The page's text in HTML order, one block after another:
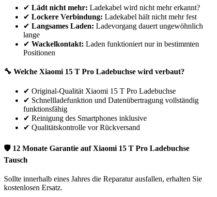
✔ Lädt nicht mehr: Ladekabel wird nicht mehr erkannt?
✔ Lockere Verbindung: Ladekabel hält nicht mehr fest
✔ Langsames Laden: Ladevorgang dauert ungewöhnlich
lange
✔ Wackelkontakt: Laden funktioniert nur in bestimmten
Positionen
🔧 Welche Xiaomi 15 T Pro Ladebuchse wird verbaut?
✔ Original-Qualität Xiaomi 15 T Pro Ladebuchse
✔ Schnellladefunktion und Datenübertragung vollständig
funktionsfähig
✔ Reinigung des Smartphones inklusive
✔ Qualitätskontrolle vor Rückversand
🛡 12 Monate Garantie aufXiaomi 15 T Pro Ladebuchse
Tausch
Sollte innerhalb eines Jahres die Reparatur ausfallen, erhalten Sie
kostenlosen Ersatz.